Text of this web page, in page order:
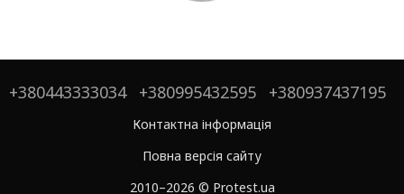
+380443333034 +380995432595 +380937437195
Контактна інформація
Повна версія сайту
2010–2026 © Protest.ua